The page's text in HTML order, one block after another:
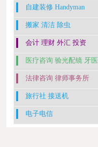
自建装修 Handyman
搬家 清洁 除虫
会计 理财 外汇 投资
医疗咨询 验光配镜 牙医
法律咨询 律师事务所
旅行社 接送机
电子电信